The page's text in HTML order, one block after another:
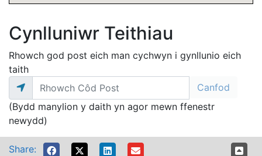
Cynlluniwr Teithiau
Rhowch god post eich man cychwyn i gynllunio eich
taith
(Bydd manylion y daith yn agor mewn ffenestr
newydd)
Share: